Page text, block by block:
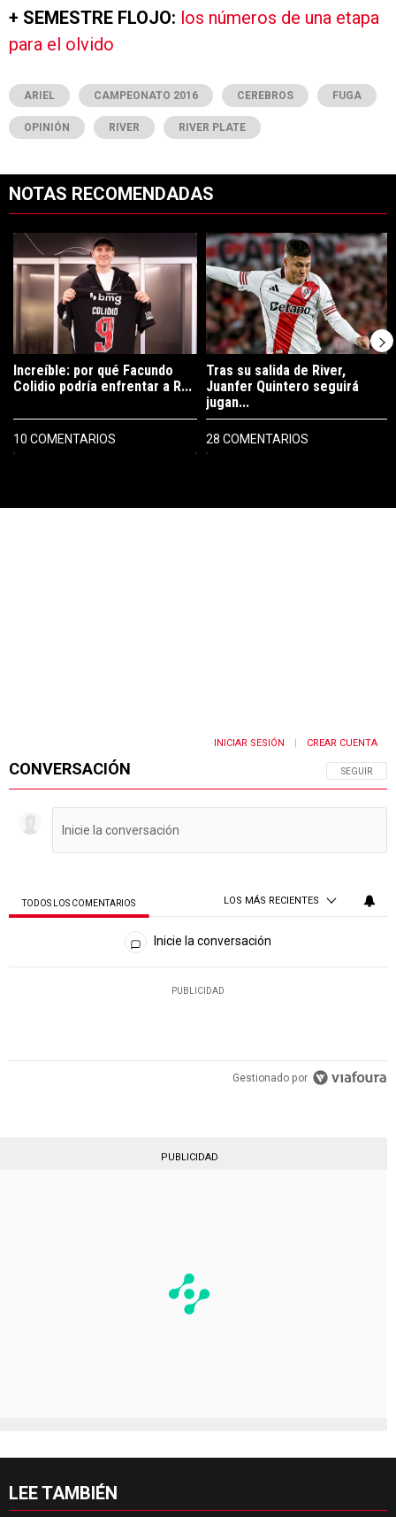
+ SEMESTRE FLOJO: los números de una etapa
para el olvido
ARIEL CAMPEONATO 2016 CEREBROS FUGA
OPINIÓN RIVER RIVER PLATE
NOTAS RECOMENDADAS
Un artículo de tendencia con el título "Increíble: por qué Facundo
Increíble: por qué Facundo
Colidio podría enfrentar a R...
10 COMENTARIOS
Un artículo de tendencia con el
Tras su salida de River,
Juanfer Quintero seguirá
jugan...
28 COMENTARIOS
CONVERSACIÓN SIGA ESTA
SEGUIR
INICIAR SESIÓN CREAR CUENTA
TODOS LOS COMENTARIOS LOS MÁS RECIENTES
Todos los comentarios
Inicie la conversación
PUBLICIDAD
Gestionado por
PUBLICIDAD
LEE TAMBIÉN